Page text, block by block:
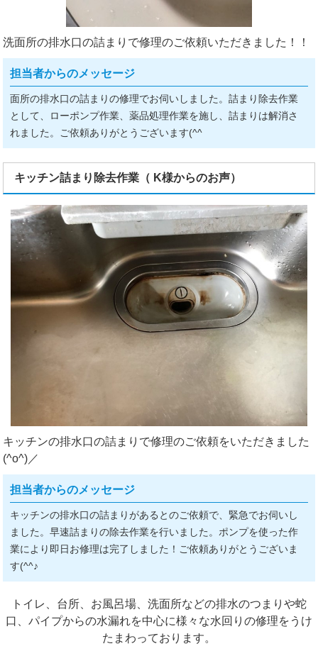
洗面所の排水口の詰まりで修理のご依頼いただきました！！
担当者からのメッセージ
面所の排水口の詰まりの修理でお伺いしました。詰まり除去作業
として、ローポンプ作業、薬品処理作業を施し、詰まりは解消さ
れました。ご依頼ありがとうございます(^^ゞ
キッチン詰まり除去作業（ K様からのお声）
キッチンの排水口の詰まりで修理のご依頼をいただきました
(^o^)／
担当者からのメッセージ
キッチンの排水口の詰まりがあるとのご依頼で、緊急でお伺いし
ました。早速詰まりの除去作業を行いました。ポンプを使った作
業により即日お修理は完了しました！ご依頼ありがとうございま
す(^^♪
トイレ、台所、お風呂場、洗面所などの排水のつまりや蛇
口、パイプからの水漏れを中心に様々な水回りの修理をうけ
たまわっております。